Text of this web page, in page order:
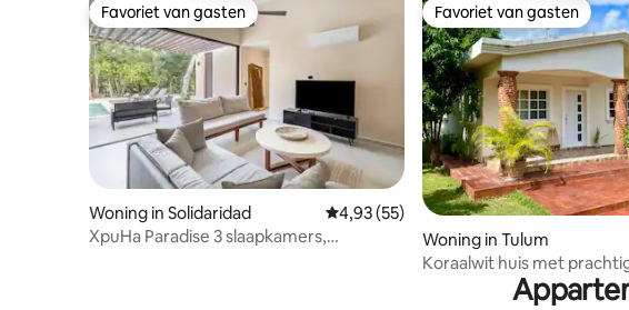
Favoriet van gasten
Favoriet van gasten
Woning in Solidaridad Gemiddelde beoordeling van 4,93 op
4,93 (55)
XpuHa Paradise 3 slaapkamers,
Favoriet van gasten
Favoriet van gasten
Woning in Tulum
Koraalwit huis met
Privada la Ceiba